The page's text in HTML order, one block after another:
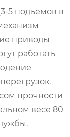
5 подъемов в
приводы
работать
прочности
весе 80